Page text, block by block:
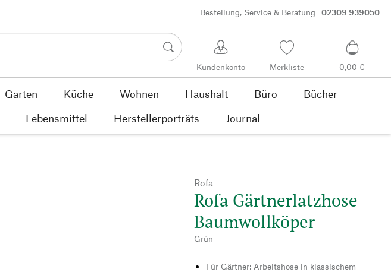
Bestellung, Service & Beratung 02309 939050
Kundenkonto Merkliste 0,00 €
Garten Küche Wohnen Haushalt Büro
Bücher
Lebensmittel Herstellerporträts Journal
Rofa
Rofa Gärtnerlatzhose
Baumwollköper
Grün
Für Gärtner: Arbeitshose in klassischem